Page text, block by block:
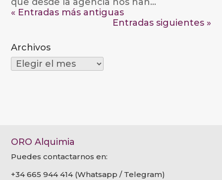
« Entradas más antiguas
Entradas siguientes »
Archivos
Archivos
ORO Alquimia
Puedes contactarnos en:
+34 665 944 414 (Whatsapp / Telegram)